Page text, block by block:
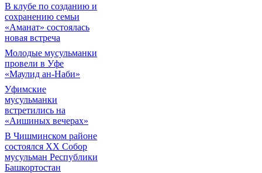
В клубе по созданию и
сохранению семьи
«Аманат» состоялась
новая встреча
Молодые мусульманки
провели в Уфе
«Маулид ан-Наби»
Уфимские
мусульманки
встретились на
«Аишиных вечерах»
В Чишминском районе
состоялся XX Собор
мусульман Республики
Башкортостан